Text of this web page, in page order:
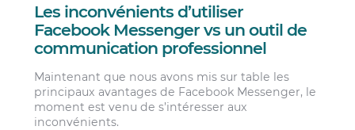
Les inconvénients d’utiliser
Facebook Messenger vs un outil de
communication professionnel
Maintenant que nous avons mis sur table les
principaux avantages de Facebook Messenger, le
moment est venu de s’intéresser aux
inconvénients.